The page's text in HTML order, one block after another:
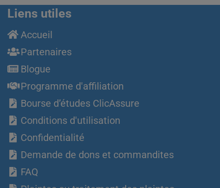
Liens utiles
Accueil
Partenaires
Blogue
Programme d'affiliation
Bourse d’études ClicAssure
Conditions d'utilisation
Confidentialité
Demande de dons et commandites
FAQ